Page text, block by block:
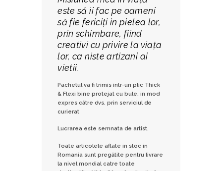
este să ii fac pe oameni
să fie fericiți in pielea lor,
prin schimbare, fiind
creativi cu privire la viața
lor, ca niste artizani ai
vietii.
Pachetul va fi trimis intr-un plic Thick
& Flexi bine protejat cu bule, in mod
expres către dvs. prin serviciul de
curierat
Lucrarea este semnata de artist.
Toate articolele aflate in stoc in
Romania sunt pregătite pentru livrare
la nivel mondial catre toate